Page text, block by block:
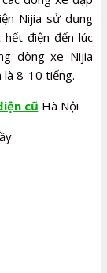
Nijia sử dụng
điện đến lúc
dòng xe Nijia
là 8-10 tiếng.
cũ Hà Nội